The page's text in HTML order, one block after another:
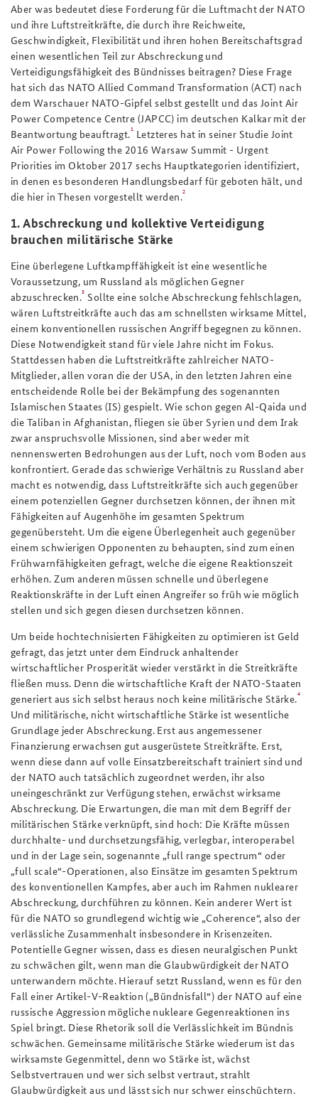
Aber was bedeutet diese Forderung für die Luftmacht der NATO
und ihre Luftstreitkräfte, die durch ihre Reichweite,
Geschwindigkeit, Flexibilität und ihren hohen Bereitschaftsgrad
einen wesentlichen Teil zur Abschreckung und
Verteidigungsfähigkeit des Bündnisses beitragen? Diese Frage
hat sich das NATO Allied Command Transformation (ACT) nach
dem Warschauer NATO-Gipfel selbst gestellt und das Joint Air
Power Competence Centre (JAPCC) im deutschen Kalkar mit der
Beantwortung beauftragt.1 Letzteres hat in seiner Studie Joint
Air Power Following the 2016 Warsaw Summit - Urgent
Priorities im Oktober 2017 sechs Hauptkategorien identifiziert,
in denen es besonderen Handlungsbedarf für geboten hält, und
die hier in Thesen vorgestellt werden.2
1. Abschreckung und kollektive Verteidigung
brauchen militärische Stärke
Eine überlegene Luftkampffähigkeit ist eine wesentliche
Voraussetzung, um Russland als möglichen Gegner
abzuschrecken.3 Sollte eine solche Abschreckung fehlschlagen,
wären Luftstreitkräfte auch das am schnellsten wirksame Mittel,
einem konventionellen russischen Angriff begegnen zu können.
Diese Notwendigkeit stand für viele Jahre nicht im Fokus.
Stattdessen haben die Luftstreitkräfte zahlreicher NATO-
Mitglieder, allen voran die der USA, in den letzten Jahren eine
entscheidende Rolle bei der Bekämpfung des sogenannten
Islamischen Staates (IS) gespielt. Wie schon gegen Al-Qaida und
die Taliban in Afghanistan, fliegen sie über Syrien und dem Irak
zwar anspruchsvolle Missionen, sind aber weder mit
nennenswerten Bedrohungen aus der Luft, noch vom Boden aus
konfrontiert. Gerade das schwierige Verhältnis zu Russland aber
macht es notwendig, dass Luftstreitkräfte sich auch gegenüber
einem potenziellen Gegner durchsetzen können, der ihnen mit
Fähigkeiten auf Augenhöhe im gesamten Spektrum
gegenübersteht. Um die eigene Überlegenheit auch gegenüber
einem schwierigen Opponenten zu behaupten, sind zum einen
Frühwarnfähigkeiten gefragt, welche die eigene Reaktionszeit
erhöhen. Zum anderen müssen schnelle und überlegene
Reaktionskräfte in der Luft einen Angreifer so früh wie möglich
stellen und sich gegen diesen durchsetzen können.
Um beide hochtechnisierten Fähigkeiten zu optimieren ist Geld
gefragt, das jetzt unter dem Eindruck anhaltender
wirtschaftlicher Prosperität wieder verstärkt in die Streitkräfte
fließen muss. Denn die wirtschaftliche Kraft der NATO-Staaten
generiert aus sich selbst heraus noch keine militärische Stärke.4
Und militärische, nicht wirtschaftliche Stärke ist wesentliche
Grundlage jeder Abschreckung. Erst aus angemessener
Finanzierung erwachsen gut ausgerüstete Streitkräfte. Erst,
wenn diese dann auf volle Einsatzbereitschaft trainiert sind und
der NATO auch tatsächlich zugeordnet werden, ihr also
uneingeschränkt zur Verfügung stehen, erwächst wirksame
Abschreckung. Die Erwartungen, die man mit dem Begriff der
militärischen Stärke verknüpft, sind hoch: Die Kräfte müssen
durchhalte- und durchsetzungsfähig, verlegbar, interoperabel
und in der Lage sein, sogenannte „full range spectrum“ oder
„full scale“-Operationen, also Einsätze im gesamten Spektrum
des konventionellen Kampfes, aber auch im Rahmen nuklearer
Abschreckung, durchführen zu können. Kein anderer Wert ist
für die NATO so grundlegend wichtig wie „Coherence“, also der
verlässliche Zusammenhalt insbesondere in Krisenzeiten.
Potentielle Gegner wissen, dass es diesen neuralgischen Punkt
zu schwächen gilt, wenn man die Glaubwürdigkeit der NATO
unterwandern möchte. Hierauf setzt Russland, wenn es für den
Fall einer Artikel-V-Reaktion („Bündnisfall“) der NATO auf eine
russische Aggression mögliche nukleare Gegenreaktionen ins
Spiel bringt. Diese Rhetorik soll die Verlässlichkeit im Bündnis
schwächen. Gemeinsame militärische Stärke wiederum ist das
wirksamste Gegenmittel, denn wo Stärke ist, wächst
Selbstvertrauen und wer sich selbst vertraut, strahlt
Glaubwürdigkeit aus und lässt sich nur schwer einschüchtern.